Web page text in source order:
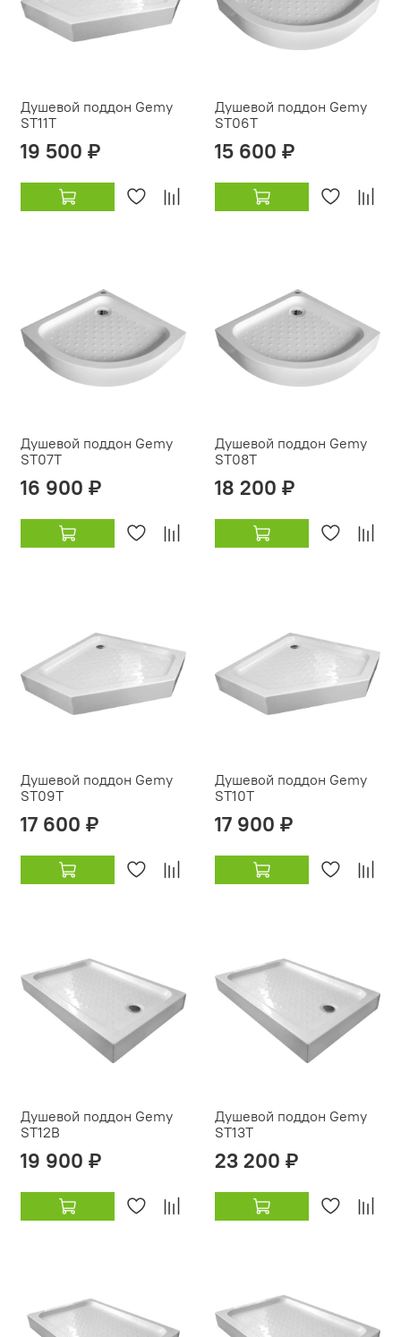
Душевой поддон Gemy
ST11T
19 500 ₽
Душевой поддон Gemy
ST06T
15 600 ₽
Душевой поддон Gemy
ST07T
16 900 ₽
Душевой поддон Gemy
ST08T
18 200 ₽
Душевой поддон Gemy
ST09T
17 600 ₽
Душевой поддон Gemy
ST10T
17 900 ₽
Душевой поддон Gemy
ST12B
19 900 ₽
Душевой поддон Gemy
ST13T
23 200 ₽